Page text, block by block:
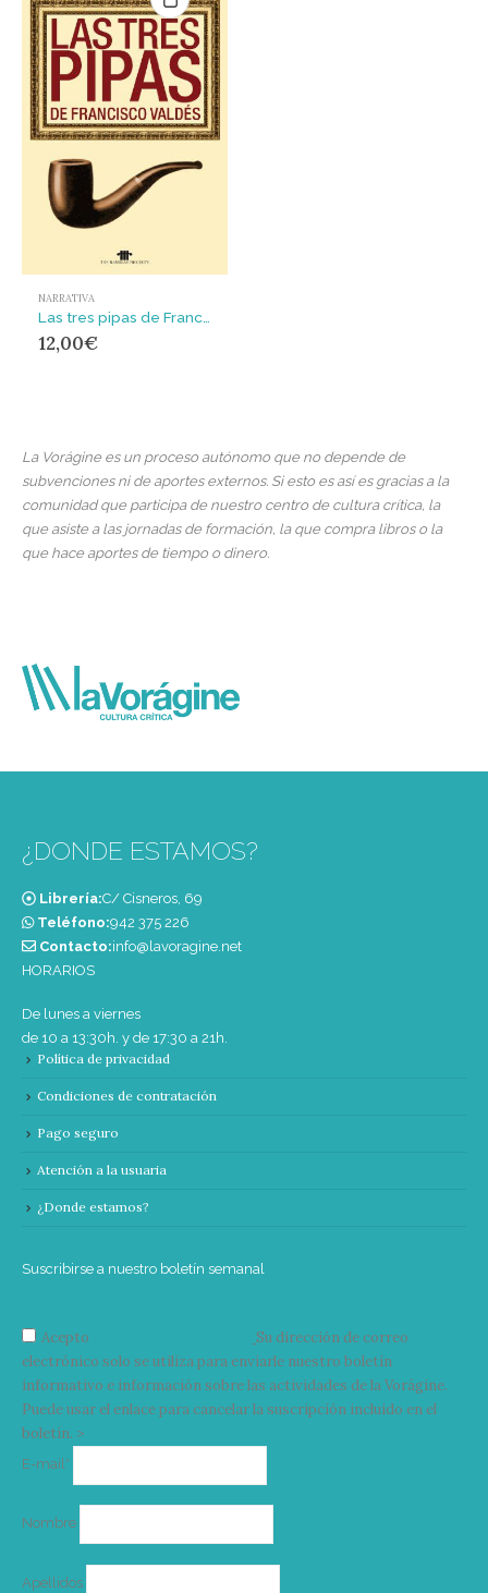
NARRATIVA
12,00€
La Vorágine es un proceso autónomo que no depende de
subvenciones ni de aportes externos. Si esto es así es gracias a la
comunidad que participa de nuestro centro de cultura crítica, la
que asiste a las jornadas de formación, la que compra libros o la
que hace aportes de tiempo o dinero.
¿DONDE ESTAMOS?
Librería:C/ Cisneros, 69
Teléfono:‭942 375 226‬
Contacto:info@lavoragine.net
HORARIOS
De lunes a viernes
de 10 a 13:30h. y de 17:30 a 21h.
Política de privacidad
Condiciones de contratación
Pago seguro
Atención a la usuaria
¿Donde estamos?
Suscribirse a nuestro boletín semanal
Acepto
Su dirección de correo
electrónico solo se utiliza para enviarle nuestro boletín
informativo e información sobre las actividades de la Vorágine.
Puede usar el enlace para cancelar la suscripción incluido en el
boletín. >
E-mail*
Nombre
Apellidos